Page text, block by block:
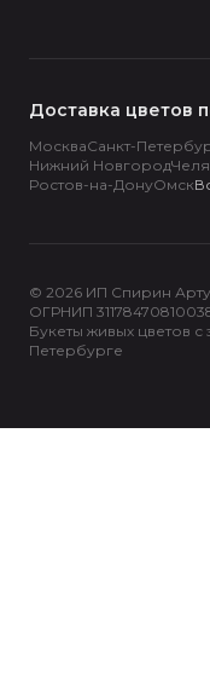
Доставка цветов
МоскваСанкт-
Нижний Новгород
Ростов-на-ДонуОмск
© 2026 ИП Спирин
ОГРНИП
Букеты живых цветов с
Петербурге